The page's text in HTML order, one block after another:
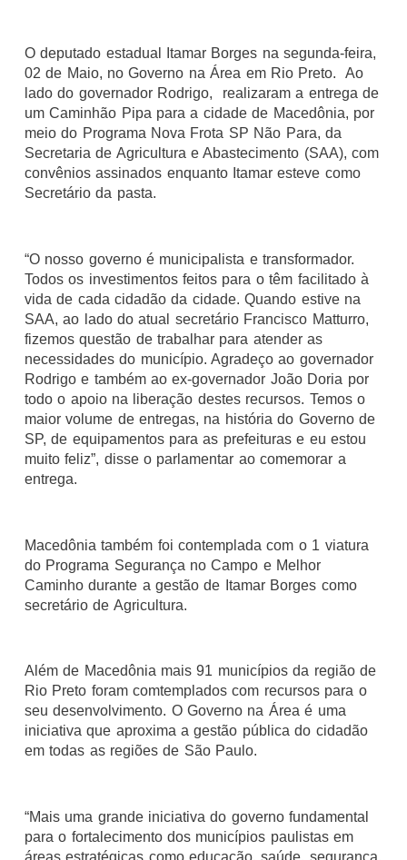
O deputado estadual Itamar Borges na segunda-feira,
02 de Maio, no Governo na Área em Rio Preto. Ao
lado do governador Rodrigo, realizaram a entrega de
um Caminhão Pipa para a cidade de Macedônia, por
meio do Programa Nova Frota SP Não Para, da
Secretaria de Agricultura e Abastecimento (SAA), com
convênios assinados enquanto Itamar esteve como
Secretário da pasta.
“O nosso governo é municipalista e transformador.
Todos os investimentos feitos para o têm facilitado à
vida de cada cidadão da cidade. Quando estive na
SAA, ao lado do atual secretário Francisco Matturro,
fizemos questão de trabalhar para atender as
necessidades do município. Agradeço ao governador
Rodrigo e também ao ex-governador João Doria por
todo o apoio na liberação destes recursos. Temos o
maior volume de entregas, na história do Governo de
SP, de equipamentos para as prefeituras e eu estou
muito feliz”, disse o parlamentar ao comemorar a
entrega.
Macedônia também foi contemplada com o 1 viatura
do Programa Segurança no Campo e Melhor
Caminho durante a gestão de Itamar Borges como
secretário de Agricultura.
Além de Macedônia mais 91 municípios da região de
Rio Preto foram comtemplados com recursos para o
seu desenvolvimento. O Governo na Área é uma
iniciativa que aproxima a gestão pública do cidadão
em todas as regiões de São Paulo.
“Mais uma grande iniciativa do governo fundamental
para o fortalecimento dos municípios paulistas em
áreas estratégicas como educação, saúde, segurança,